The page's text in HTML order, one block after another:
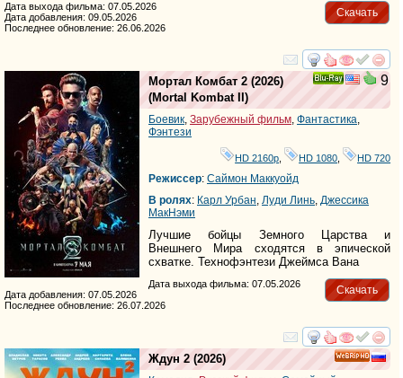
Скачать
Дата выхода фильма: 07.05.2026
Дата добавления: 09.05.2026
Последнее обновление: 26.06.2026
смотреть
9
Мортал Комбат 2 (2026)
(Mortal Kombat II )
Боевик, Зарубежный фильм, Фантастика,
Фэнтези
HD 2160р, HD 1080, HD 720
Режиссер: Саймон Маккуойд
В ролях: Карл Урбан, Луди Линь, Джессика
МакНэми
Лучшие бойцы Земного Царства и
Внешнего Мира сходятся в эпической
схватке. Технофэнтези Джеймса Вана
Скачать
Дата выхода фильма: 07.05.2026
Дата добавления: 07.05.2026
Последнее обновление: 26.07.2026
смотреть
HD
Ждун 2 (2026)